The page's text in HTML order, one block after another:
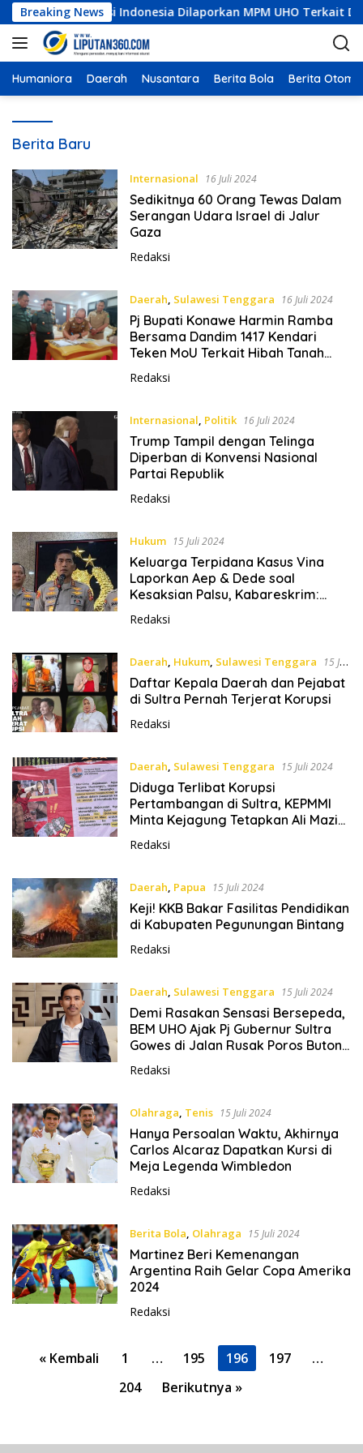
a
g
u
Breaking News
Konstruksi Indonesia Dilaporkan MPM UHO Terkait
Humaniora Daerah Nusantara Berita Bola Berita
i
p
u
t
a
n
0
Berita Baru
Internasional 16 Juli 2024
Sedikitnya 60 Orang Tewas Dalam
Serangan Udara Israel di Jalur
Gaza
Redaksi
Daerah, Sulawesi Tenggara 16 Juli 2024
Pj Bupati Konawe Harmin Ramba
Bersama Dandim 1417 Kendari
Teken MoU Terkait Hibah Tanah
Untuk Bangun Makodim Konawe
Redaksi
Internasional, Politik 16 Juli 2024
Trump Tampil dengan Telinga
Diperban di Konvensi Nasional
Partai Republik
Redaksi
Hukum 15 Juli 2024
Keluarga Terpidana Kasus Vina
Laporkan Aep & Dede soal
Kesaksian Palsu, Kabareskrim:
Penyidik Proses Pengumpulan
Keterangan
Redaksi
Daerah, Hukum, Sulawesi Tenggara
15 Juli
2024
Daftar Kepala Daerah dan Pejabat
di Sultra Pernah Terjerat Korupsi
Redaksi
Daerah, Sulawesi Tenggara 15 Juli 2024
Diduga Terlibat Korupsi
Pertambangan di Sultra, KEPMMI
Minta Kejagung Tetapkan Ali Mazi
Tersangka
Redaksi
Daerah, Papua 15 Juli 2024
Keji! KKB Bakar Fasilitas Pendidikan
di Kabupaten Pegunungan Bintang
Redaksi
Daerah, Sulawesi Tenggara 15 Juli 2024
Demi Rasakan Sensasi Bersepeda,
BEM UHO Ajak Pj Gubernur Sultra
Gowes di Jalan Rusak Poros Buton-
Buton Utara
Redaksi
Olahraga, Tenis 15 Juli 2024
Hanya Persoalan Waktu, Akhirnya
Carlos Alcaraz Dapatkan Kursi di
Meja Legenda Wimbledon
Redaksi
Berita Bola, Olahraga 15 Juli 2024
Martinez Beri Kemenangan
Argentina Raih Gelar Copa Amerika
2024
Redaksi
n
« Kembali 1 … 195 196 197
…
204
Berikutnya »